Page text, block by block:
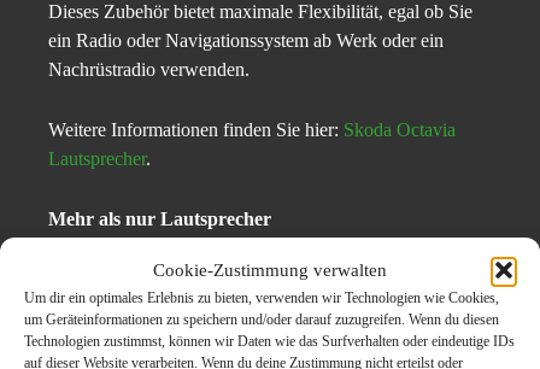
Cookie-Zustimmung verwalten
Um dir ein optimales Erlebnis zu bieten, verwenden wir Technologien wie Cookies,
um Geräteinformationen zu speichern und/oder darauf zuzugreifen. Wenn du diesen
Technologien zustimmst, können wir Daten wie das Surfverhalten oder eindeutige IDs
auf dieser Website verarbeiten. Wenn du deine Zustimmung nicht erteilst oder
Dieses Zubehör bietet maximale Flexibilität, egal ob Sie
ein Radio oder Navigationssystem ab Werk oder ein
Nachrüstradio verwenden.
Weitere Informationen finden Sie hier: Skoda Octavia
Lautsprecher.
Mehr als nur Lautsprecher
Für Fahrzeugbesitzer, die nicht nur den Klang verbessern,
sondern auch das Autoradio ersetzen möchten, bieten wir
passende Lösungen: